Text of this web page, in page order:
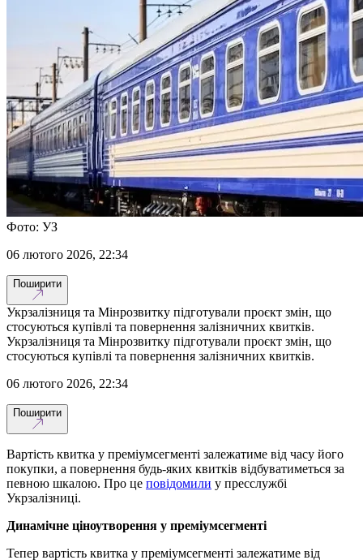
Фото: УЗ
06 лютого 2026, 22:34
Поширити
Укрзалізниця та Мінрозвитку підготували проєкт змін, що
стосуються купівлі та повернення залізничних квитків.
Укрзалізниця та Мінрозвитку підготували проєкт змін, що
стосуються купівлі та повернення залізничних квитків.
06 лютого 2026, 22:34
Поширити
Вартість квитка у преміумсегменті залежатиме від часу його
покупки, а повернення будь-яких квитків відбуватиметься за
певною шкалою. Про це повідомили у пресслужбі
Укрзалізниці.
Динамічне ціноутворення у преміумсегменті
Тепер вартість квитка у преміумсегменті залежатиме від